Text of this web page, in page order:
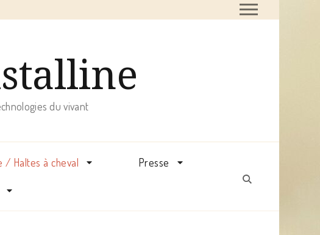
du vivant
/ Haltes à cheval Presse